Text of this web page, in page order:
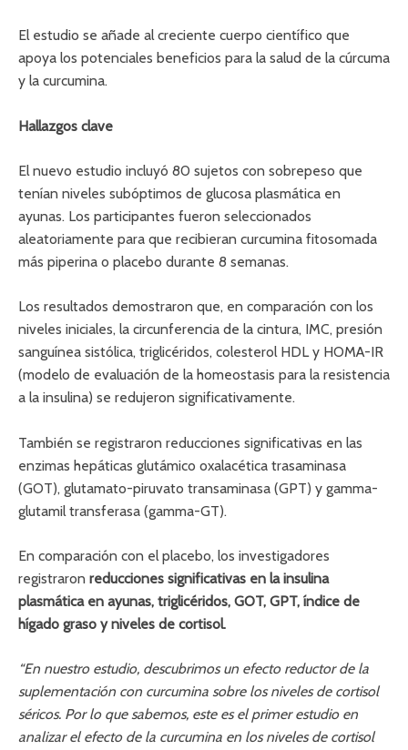
El estudio se añade al creciente cuerpo científico que
apoya los potenciales beneficios para la salud de la cúrcuma
y la curcumina.
Hallazgos clave
El nuevo estudio incluyó 80 sujetos con sobrepeso que
tenían niveles subóptimos de glucosa plasmática en
ayunas. Los participantes fueron seleccionados
aleatoriamente para que recibieran curcumina fitosomada
más piperina o placebo durante 8 semanas.
Los resultados demostraron que, en comparación con los
niveles iniciales, la circunferencia de la cintura, IMC, presión
sanguínea sistólica, triglicéridos, colesterol HDL y HOMA-IR
(modelo de evaluación de la homeostasis para la resistencia
a la insulina) se redujeron significativamente.
También se registraron reducciones significativas en las
enzimas hepáticas glutámico oxalacética trasaminasa
(GOT), glutamato-piruvato transaminasa (GPT) y gamma-
glutamil transferasa (gamma-GT).
En comparación con el placebo, los investigadores
registraron reducciones significativas en la insulina
plasmática en ayunas, triglicéridos, GOT, GPT, índice de
hígado graso y niveles de cortisol.
“En nuestro estudio, descubrimos un efecto reductor de la
suplementación con curcumina sobre los niveles de cortisol
séricos. Por lo que sabemos, este es el primer estudio en
analizar el efecto de la curcumina en los niveles de cortisol